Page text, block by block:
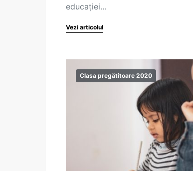
educației…
Vezi articolul
Clasa pregătitoare 2020